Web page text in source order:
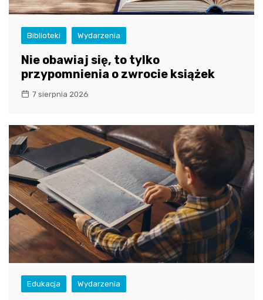
Biblioteki Wydarzenia
Nie obawiaj się, to tylko
przypomnienia o zwrocie książek
7 sierpnia 2026
Edukacja Wydarzenia